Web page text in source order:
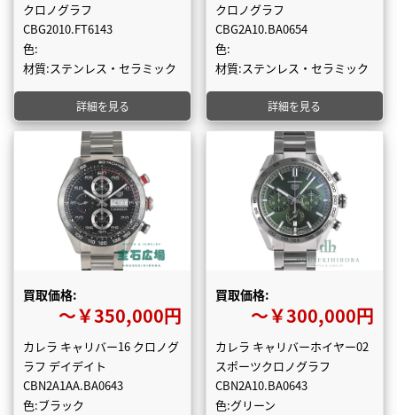
クロノグラフ
CBG2010.FT6143
色:
材質:ステンレス・セラミック
詳細を見る
クロノグラフ
CBG2A10.BA0654
色:
材質:ステンレス・セラミック
詳細を見る
買取価格:
〜￥350,000円
カレラ キャリバー16 クロノグ
ラフ デイデイト
CBN2A1AA.BA0643
色:ブラック
買取価格:
〜￥300,000円
カレラ キャリバーホイヤー02
スポーツクロノグラフ
CBN2A10.BA0643
色:グリーン